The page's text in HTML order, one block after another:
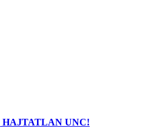
HAJTATLAN UNC!